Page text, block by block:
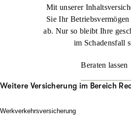
Mit unserer
Sie Ihr
ab. Nur so bleibt Ihre
im Schadensfall
Beraten lassen
Weitere Versicherung im Bereich
Werkverkehrsversicherung